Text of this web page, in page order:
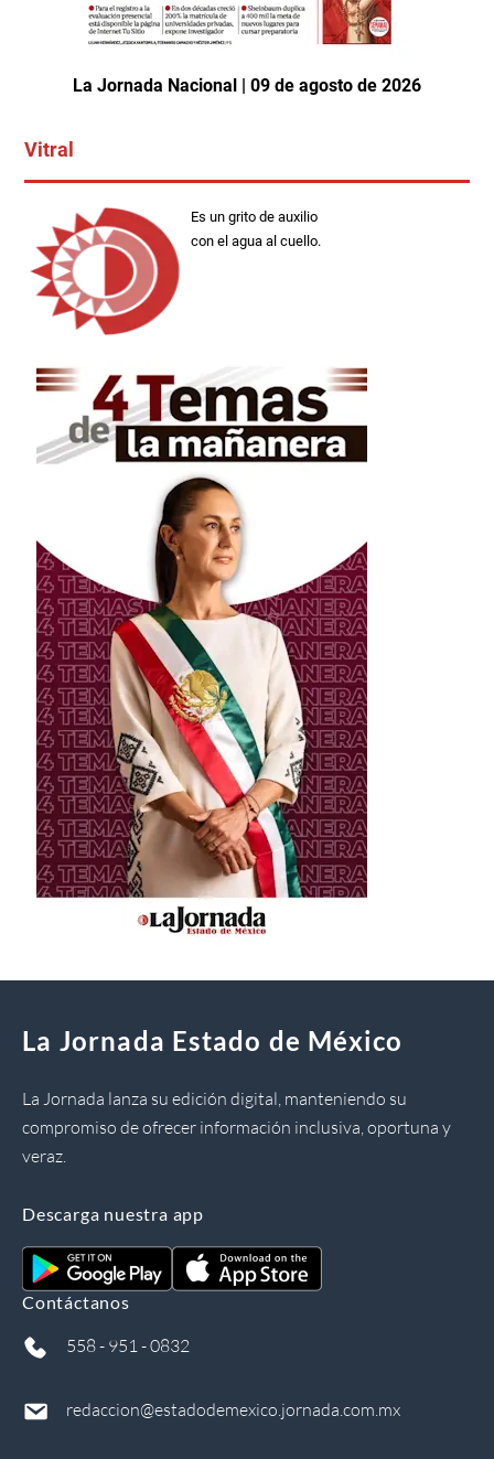
La Jornada Nacional | 09 de agosto de 2026
Vitral
Es un grito de auxilio
con el agua al cuello.
La Jornada Estado de México
La Jornada lanza su edición digital, manteniendo su
compromiso de ofrecer información inclusiva, oportuna y
veraz.
Descarga nuestra app
Contáctanos
558 - 951 - 0832
redaccion@estadodemexico.jornada.com.mx